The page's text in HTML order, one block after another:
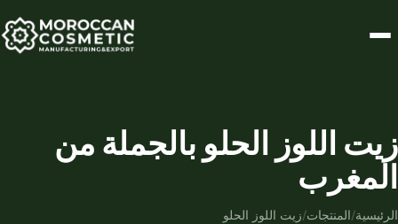
زيت اللوز الحلو بالجملة من
المغرب
الرئيسية/المنتجات/زيت اللوز الحلو